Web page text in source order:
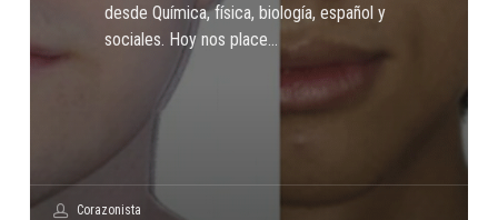
desde Química, física, biología, español y
sociales. Hoy nos place…
Corazonista